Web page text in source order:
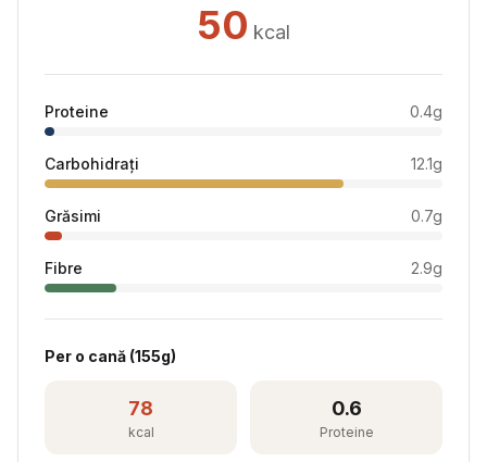
50 kcal
Proteine 0.4g
Carbohidrați 12.1g
Grăsimi 0.7g
Fibre 2.9g
Per o cană (155g)
78
kcal
0.6
Proteine